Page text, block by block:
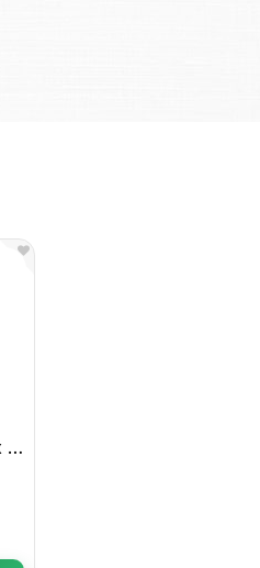
Mapa carton Box (4 legaturi/360gr) MGB360/4